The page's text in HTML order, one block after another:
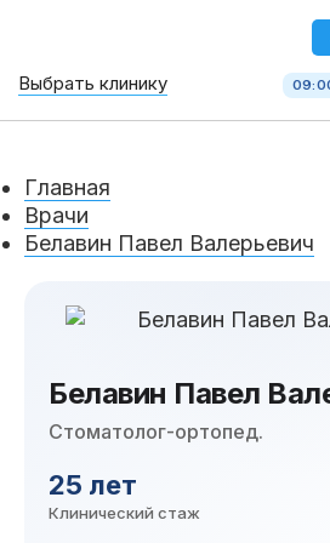
8 495 587 09 09
Услуги
Выбрать клинику
Главная
Врачи
Белавин Павел Валерьевич
Белавин Павел
Стоматолог-ортопед.
25 лет
Клинический стаж